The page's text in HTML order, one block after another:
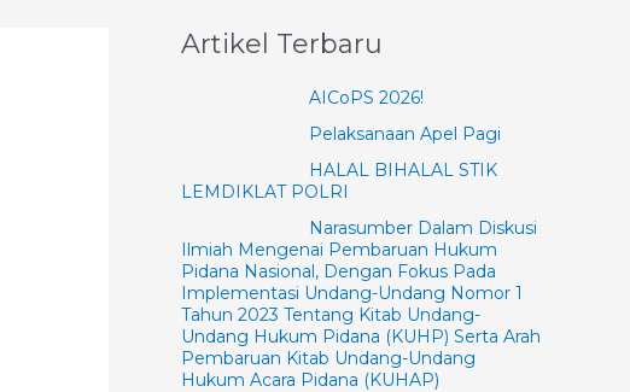
Artikel Terbaru
AICoPS 2026!
Pelaksanaan Apel Pagi
HALAL BIHALAL STIK
LEMDIKLAT POLRI
Narasumber Dalam Diskusi
Ilmiah Mengenai Pembaruan Hukum
Pidana Nasional, Dengan Fokus Pada
Implementasi Undang-Undang Nomor 1
Tahun 2023 Tentang Kitab Undang-
Undang Hukum Pidana (KUHP) Serta Arah
Pembaruan Kitab Undang-Undang
Hukum Acara Pidana (KUHAP)